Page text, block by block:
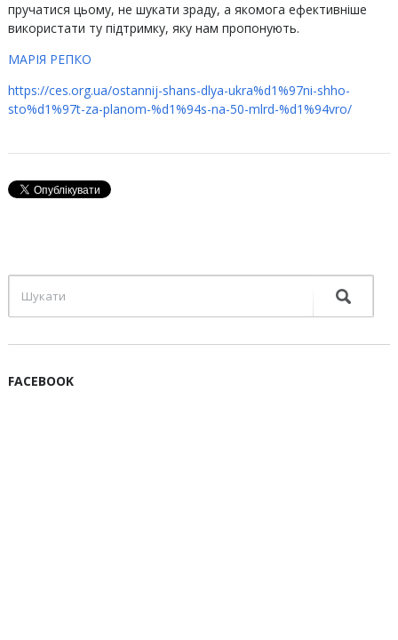
пручатися цьому, не шукати зраду, а якомога ефективніше
використати ту підтримку, яку нам пропонують.
МАРІЯ РЕПКО
https://ces.org.ua/ostannij-shans-dlya-ukra%d1%97ni-shho-
sto%d1%97t-za-planom-%d1%94s-na-50-mlrd-%d1%94vro/
FACEBOOK